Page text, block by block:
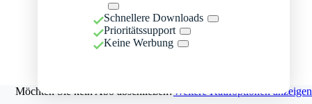
Schnellere Downloads
Prioritätssupport
Keine Werbung
Möchten Sie kein Abo abschließen?Weitere Kaufoptionen anzeigen